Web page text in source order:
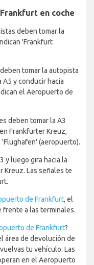
en coche
deben tomar la
'Frankfurt
tomar la autopista
A5 y conducir hacia
el Aeropuerto de
deben tomar la A3
Frankfurter Kreuz,
(aeropuerto).
y luego gira hacia la
Kreuz. Las señales te
de Frankfurt, el
a las terminales.
de Frankfurt?
área de devolución de
tu vehículo. Las
en el Aeropuerto